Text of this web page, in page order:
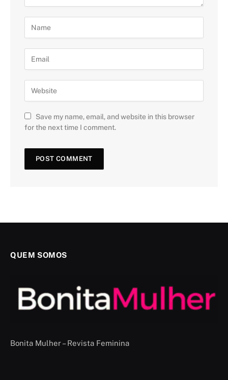
Save my name, email, and website in this browser
for the next time I comment.
QUEM SOMOS
Bonita Mulher – Revista Feminina